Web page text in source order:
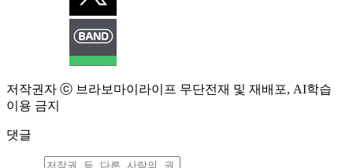
저작권자 ⓒ 브라보마이라이프 무단전재 및 재배포, AI학습
이용 금지
댓글